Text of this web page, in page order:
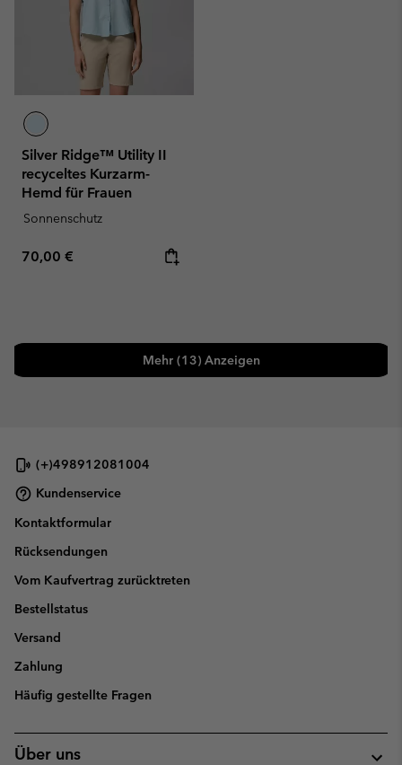
Silver Ridge™ Utility II
recyceltes Kurzarm-
Hemd für Frauen
Sonnenschutz
Regular price:
70,00 €
Mehr (13) Anzeigen
(+)498912081004
Kundenservice
Kontaktformular
Rücksendungen
Vom Kaufvertrag zurücktreten
Bestellstatus
Versand
Zahlung
Häufig gestellte Fragen
Über uns